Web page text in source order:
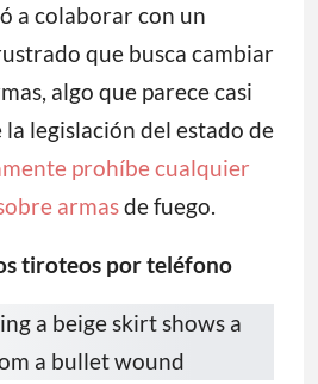
a colaborar con un
que busca cambiar
algo que parece casi
legislación del estado de
prohíbe cualquier
armasde fuego.
tiroteos por teléfono